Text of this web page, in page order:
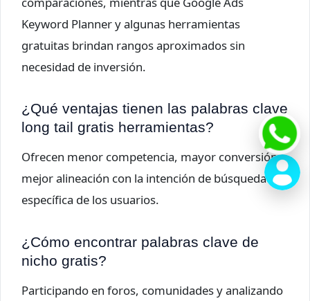
Keyword Planner y algunas herramientas
gratuitas brindan rangos aproximados sin
necesidad de inversión.
¿Qué ventajas tienen las palabras clave
long tail gratis herramientas?
Ofrecen menor competencia, mayor conversión y
mejor alineación con la intención de búsqueda
específica de los usuarios.
¿Cómo encontrar palabras clave de
nicho gratis?
Participando en foros, comunidades y analizando